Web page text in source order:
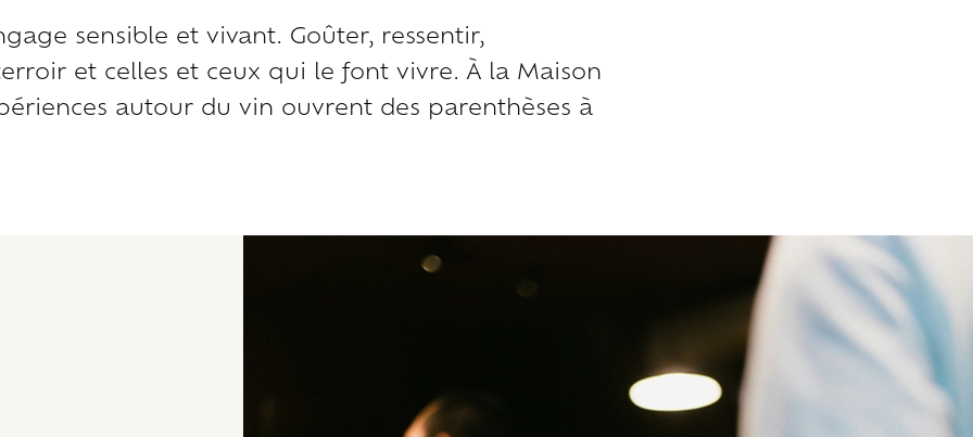
sensible et vivant. Goûter, ressentir,
et celles et ceux qui le font vivre. À la Maison
autour du vin ouvrent des parenthèses à